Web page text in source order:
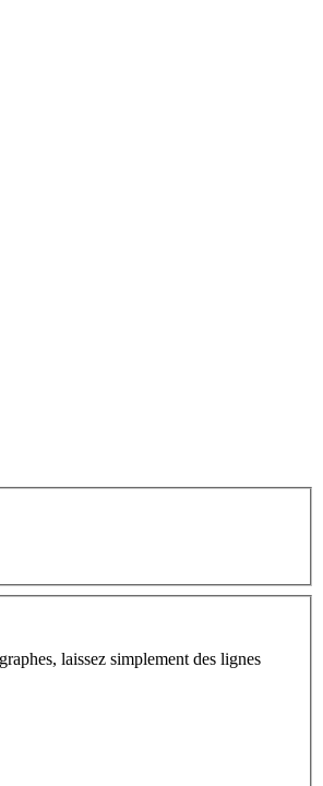
laissez simplement des lignes